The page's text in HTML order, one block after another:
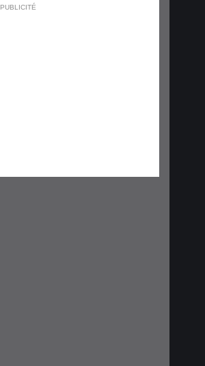
PUBLICITÉ